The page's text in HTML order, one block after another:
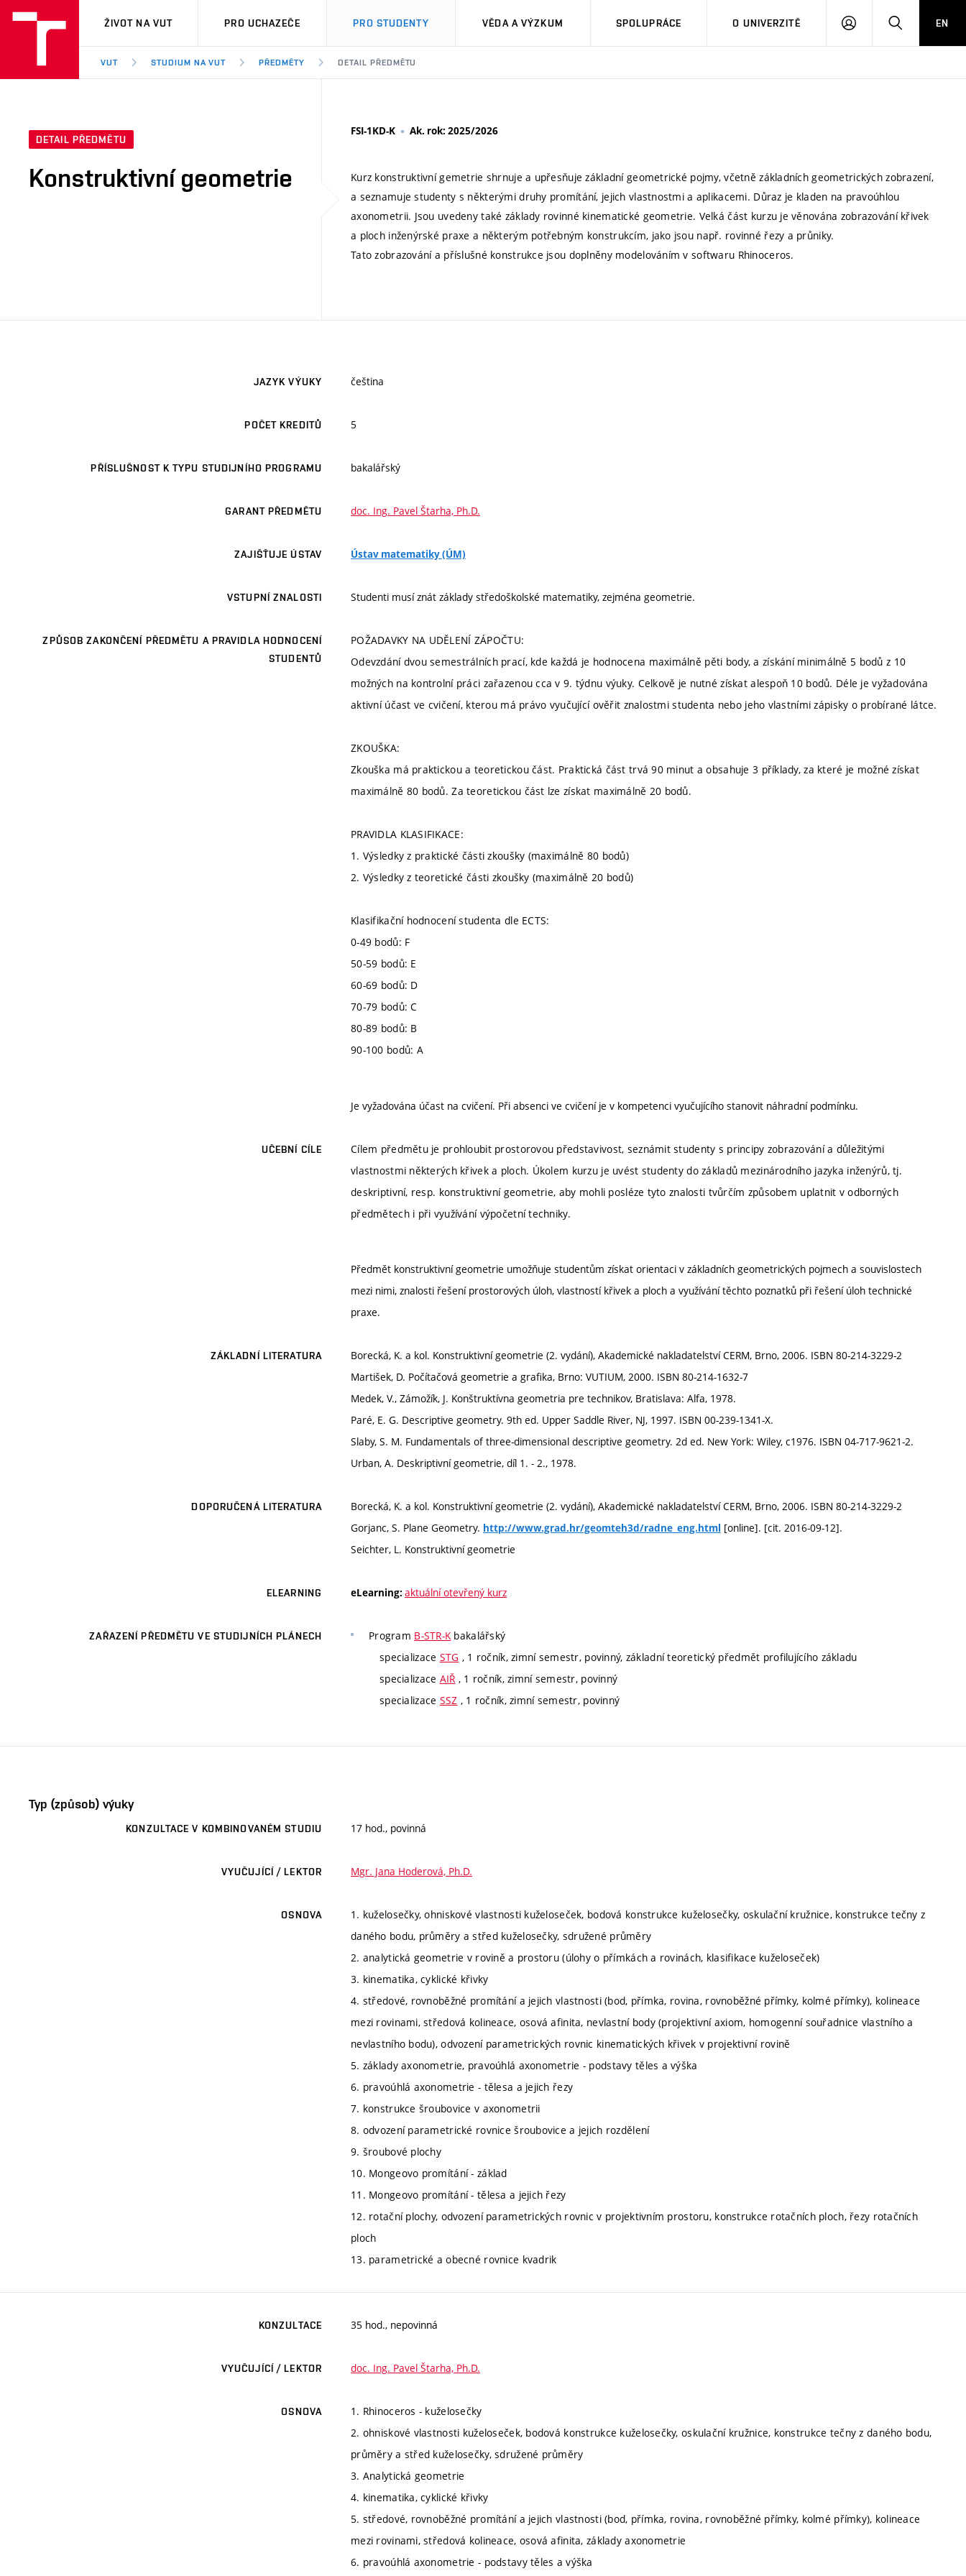
VUT
ŽIVOT NA VUT PRO UCHAZEČE PRO STUDENTY VĚDA A VÝZKUM SPOLUPRÁCE O UNIVERZITĚ
PŘIHLÁSIT HLEDATEN
VUT STUDIUM NA VUT PŘEDMĚTY DETAIL PŘEDMĚTU
DETAIL PŘEDMĚTU
Konstruktivní geometrie
FSI-1KD-K Ak. rok: 2025/2026
Kurz konstruktivní gemetrie shrnuje a upřesňuje základní geometrické pojmy, včetně základních geometrických zobrazení,
a seznamuje studenty s některými druhy promítání, jejich vlastnostmi a aplikacemi. Důraz je kladen na pravoúhlou
axonometrii. Jsou uvedeny také základy rovinné kinematické geometrie. Velká část kurzu je věnována zobrazování křivek
a ploch inženýrské praxe a některým potřebným konstrukcím, jako jsou např. rovinné řezy a průniky.
Tato zobrazování a příslušné konstrukce jsou doplněny modelováním v softwaru Rhinoceros.
JAZYK VÝUKY čeština
POČET KREDITŮ 5
PŘÍSLUŠNOST K TYPU STUDIJNÍHO PROGRAMU bakalářský
GARANT PŘEDMĚTU doc. Ing. Pavel Štarha, Ph.D.
ZAJIŠŤUJE ÚSTAV Ústav matematiky (ÚM)
VSTUPNÍ ZNALOSTI Studenti musí znát základy středoškolské matematiky, zejména geometrie.
ZPŮSOB ZAKONČENÍ PŘEDMĚTU A PRAVIDLA HODNOCENÍ
STUDENTŮ
POŽADAVKY NA UDĚLENÍ ZÁPOČTU:
Odevzdání dvou semestrálních prací, kde každá je hodnocena maximálně pěti body, a získání minimálně 5 bodů z 10
možných na kontrolní práci zařazenou cca v 9. týdnu výuky. Celkově je nutné získat alespoň 10 bodů. Déle je vyžadována
aktivní účast ve cvičení, kterou má právo vyučující ověřit znalostmi studenta nebo jeho vlastními zápisky o probírané látce.
ZKOUŠKA:
Zkouška má praktickou a teoretickou část. Praktická část trvá 90 minut a obsahuje 3 příklady, za které je možné získat
maximálně 80 bodů. Za teoretickou část lze získat maximálně 20 bodů.
PRAVIDLA KLASIFIKACE:
1. Výsledky z praktické části zkoušky (maximálně 80 bodů)
2. Výsledky z teoretické části zkoušky (maximálně 20 bodů)
Klasifikační hodnocení studenta dle ECTS:
0-49 bodů: F
50-59 bodů: E
60-69 bodů: D
70-79 bodů: C
80-89 bodů: B
90-100 bodů: A
Je vyžadována účast na cvičení. Při absenci ve cvičení je v kompetenci vyučujícího stanovit náhradní podmínku.
UČEBNÍ CÍLE
Cílem předmětu je prohloubit prostorovou představivost, seznámit studenty s principy zobrazování a důležitými
vlastnostmi některých křivek a ploch. Úkolem kurzu je uvést studenty do základů mezinárodního jazyka inženýrů, tj.
deskriptivní, resp. konstruktivní geometrie, aby mohli posléze tyto znalosti tvůrčím způsobem uplatnit v odborných
předmětech i při využívání výpočetní techniky.
Předmět konstruktivní geometrie umožňuje studentům získat orientaci v základních geometrických pojmech a souvislostech
mezi nimi, znalosti řešení prostorových úloh, vlastností křivek a ploch a využívání těchto poznatků při řešení úloh technické
praxe.
ZÁKLADNÍ LITERATURA
Borecká, K. a kol. Konstruktivní geometrie (2. vydání), Akademické nakladatelství CERM, Brno, 2006. ISBN 80-214-3229-2
Martišek, D. Počítačová geometrie a grafika, Brno: VUTIUM, 2000. ISBN 80-214-1632-7
Medek, V., Zámožík, J. Konštruktívna geometria pre technikov, Bratislava: Alfa, 1978.
Paré, E. G. Descriptive geometry. 9th ed. Upper Saddle River, NJ, 1997. ISBN 00-239-1341-X.
Slaby, S. M. Fundamentals of three-dimensional descriptive geometry. 2d ed. New York: Wiley, c1976. ISBN 04-717-9621-2.
Urban, A. Deskriptivní geometrie, díl 1. - 2., 1978.
DOPORUČENÁ LITERATURA
Borecká, K. a kol. Konstruktivní geometrie (2. vydání), Akademické nakladatelství CERM, Brno, 2006. ISBN 80-214-3229-2
Gorjanc, S. Plane Geometry. http://www.grad.hr/geomteh3d/radne_eng.html [online]. [cit. 2016-09-12].
Seichter, L. Konstruktivní geometrie
ELEARNING eLearning: aktuální otevřený kurz
ZAŘAZENÍ PŘEDMĚTU VE STUDIJNÍCH PLÁNECH Program B-STR-Kbakalářský
specializace STG , 1 ročník, zimní semestr, povinný, základní teoretický předmět profilujícího základu
specializace AIŘ , 1 ročník, zimní semestr, povinný
specializace SSZ , 1 ročník, zimní semestr, povinný
Typ (způsob) výuky
KONZULTACE V KOMBINOVANÉM STUDIU 17 hod., povinná
VYUČUJÍCÍ / LEKTOR Mgr. Jana Hoderová, Ph.D.
OSNOVA
1. kuželosečky, ohniskové vlastnosti kuželoseček, bodová konstrukce kuželosečky, oskulační kružnice, konstrukce tečny z
daného bodu, průměry a střed kuželosečky, sdružené průměry
2. analytická geometrie v rovině a prostoru (úlohy o přímkách a rovinách, klasifikace kuželoseček)
3. kinematika, cyklické křivky
4. středové, rovnoběžné promítání a jejich vlastnosti (bod, přímka, rovina, rovnoběžné přímky, kolmé přímky), kolineace
mezi rovinami, středová kolineace, osová afinita, nevlastní body (projektivní axiom, homogenní souřadnice vlastního a
nevlastního bodu), odvození parametrických rovnic kinematických křivek v projektivní rovině
5. základy axonometrie, pravoúhlá axonometrie - podstavy těles a výška
6. pravoúhlá axonometrie - tělesa a jejich řezy
7. konstrukce šroubovice v axonometrii
8. odvození parametrické rovnice šroubovice a jejich rozdělení
9. šroubové plochy
10. Mongeovo promítání - základ
11. Mongeovo promítání - tělesa a jejich řezy
12. rotační plochy, odvození parametrických rovnic v projektivním prostoru, konstrukce rotačních ploch, řezy rotačních
ploch
13. parametrické a obecné rovnice kvadrik
KONZULTACE 35 hod., nepovinná
VYUČUJÍCÍ / LEKTOR doc. Ing. Pavel Štarha, Ph.D.
OSNOVA
1. Rhinoceros - kuželosečky
2. ohniskové vlastnosti kuželoseček, bodová konstrukce kuželosečky, oskulační kružnice, konstrukce tečny z daného bodu,
průměry a střed kuželosečky, sdružené průměry
3. Analytická geometrie
4. kinematika, cyklické křivky
5. středové, rovnoběžné promítání a jejich vlastnosti (bod, přímka, rovina, rovnoběžné přímky, kolmé přímky), kolineace
mezi rovinami, středová kolineace, osová afinita, základy axonometrie
6. pravoúhlá axonometrie - podstavy těles a výška